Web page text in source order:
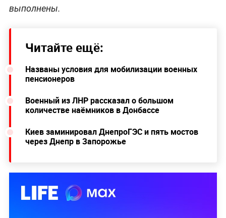
выполнены.
Читайте ещё:
Названы условия для мобилизации военных
пенсионеров
Военный из ЛНР рассказал о большом
количестве наёмников в Донбассе
Киев заминировал ДнепроГЭС и пять мостов
через Днепр в Запорожье